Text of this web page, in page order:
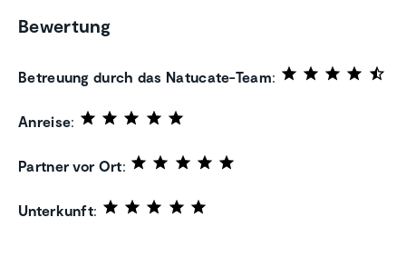
Bewertung
Betreuung durch das Natucate-Team:
Anreise:
Partner vor Ort:
Unterkunft: